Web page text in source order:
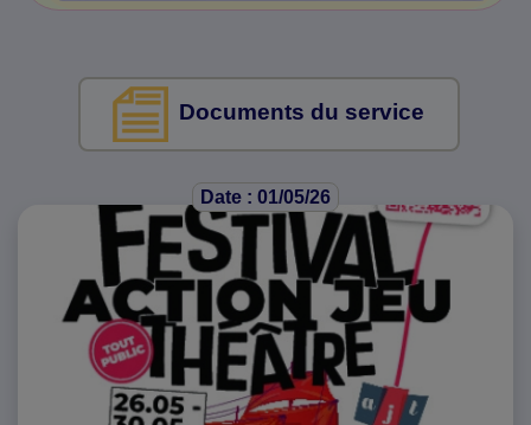
Documents du service
Date : 01/05/26